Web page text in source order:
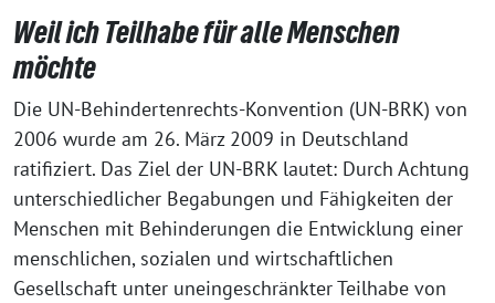
Weil ich Teilhabe für alle Menschen
möchte
Die UN-Behindertenrechts-Konvention (UN-BRK) von
2006 wurde am 26. März 2009 in Deutschland
ratifiziert. Das Ziel der UN-BRK lautet: Durch Achtung
unterschiedlicher Begabungen und Fähigkeiten der
Menschen mit Behinderungen die Entwicklung einer
menschlichen, sozialen und wirtschaftlichen
Gesellschaft unter uneingeschränkter Teilhabe von